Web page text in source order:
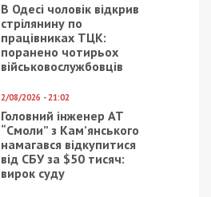
В Одесі чоловік відкрив
стрілянину по
працівниках ТЦК:
поранено чотирьох
військовослужбовців
2/08/2026 - 21:02
Головний інженер АТ
“Смоли” з Кам’янського
намагався відкупитися
від СБУ за $50 тисяч:
вирок суду